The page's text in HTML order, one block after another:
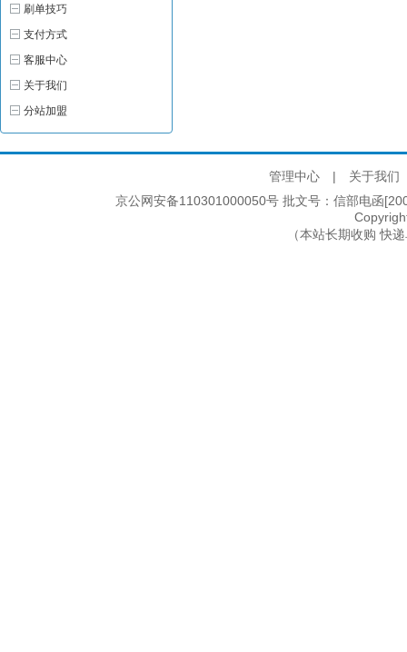
刷单技巧
支付方式
客服中心
关于我们
分站加盟
管理中心 |
关于我们
京公网安备110301000050号 批文号：信部电函
（本站长期收购 快